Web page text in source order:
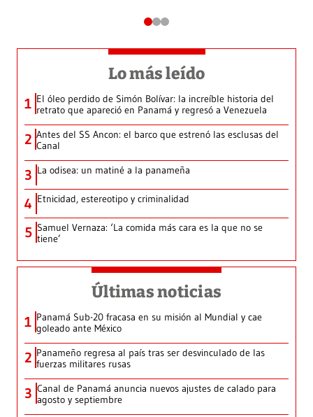
Lo más leído
1 El óleo perdido de Simón Bolívar: la increíble historia del
retrato que apareció en Panamá y regresó a Venezuela
2 Antes del SS Ancon: el barco que estrenó las esclusas del
Canal
3 La odisea: un matiné a la panameña
4 Etnicidad, estereotipo y criminalidad
5 Samuel Vernaza: ‘La comida más cara es la que no se
tiene’
Últimas noticias
1 Panamá Sub-20 fracasa en su misión al Mundial y cae
goleado ante México
2 Panameño regresa al país tras ser desvinculado de las
fuerzas militares rusas
3 Canal de Panamá anuncia nuevos ajustes de calado para
agosto y septiembre